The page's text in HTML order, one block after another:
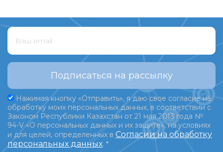
Подписаться на рассылку
Нажимая кнопку «Отправить», я даю свое согласие на
обработку моих персональных данных, в соответствии с
Законом Республики Казахстан от 21 мая 2013 года №
94-V «О персональных данных и их защите», на условиях
и для целей, определенных в Согласии на обработку
персональных данных. *